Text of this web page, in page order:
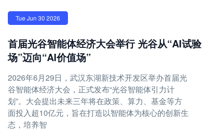
Tue Jun 30 2026
首届光谷智能体经济大会举行 光谷从“AI试验
场”迈向“AI价值场”
2026年6月29日，武汉东湖新技术开发区举办首届光
谷智能体经济大会，正式发布“光谷智能体引力计
划”。大会提出未来三年将在政策、算力、基金等方
面投入超10亿元，旨在打造以智能体为核心的创新生
态，培养智